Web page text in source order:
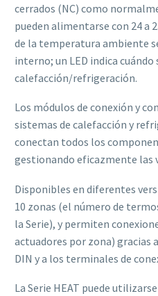
cerrados (NC) como
pueden alimentarse con 24 a
de la temperatura ambiente
interno; un LED indica cuándo
calefacción/refrigeración.
Los módulos de conexión y
sistemas de calefacción y
conectan todos los
gestionando eficazmente las
Disponibles en diferentes
10 zonas (el número de
la Serie), y permiten
actuadores por zona) gracias
DIN y a los terminales de
La Serie HEAT puede